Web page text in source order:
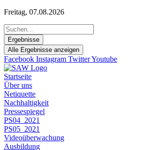
Zum
springen
Freitag, 07.08.2026
Search
...Ergebnisse
Alle Ergebnisse anzeigen
Facebook Instagram TwitterYoutube
Startseite
Über uns
Netiquette
Nachhaltigkeit
Pressespiegel
PS04_2021
PS05_2021
Videoüberwachung
Ausbildung